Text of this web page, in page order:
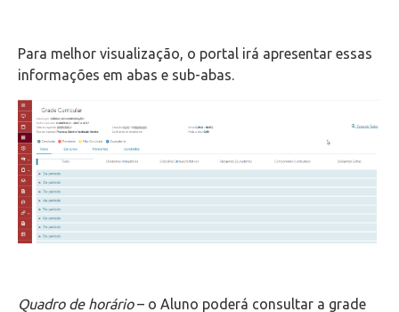
Para melhor visualização, o portal irá apresentar essas
informações em abas e sub-abas.
Quadro de horário– o Aluno poderá consultar a grade